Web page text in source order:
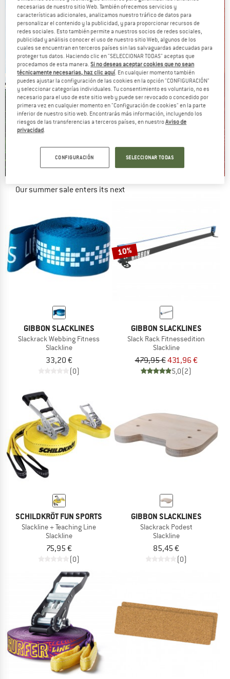
Our summer sale enters its next
NOW UP TO 50% OFF
TO THE SALE
GIBBON SLACKLINES
Slackrack Webbing Fitness
Slackline
33,20 €
(0)
10%
GIBBON SLACKLINES
Slack Rack Fitnessedition
Slackline
479,95 €431,96 €
5,0(2)
SCHILDKRÖT FUN SPORTS
Slackline + Teaching Line
Slackline
75,95 €
(0)
GIBBON SLACKLINES
Slackrack Podest
Slackline
85,45 €
(0)
necesarias de nuestro sitio Web. También ofrecemos servicios y
características adicionales, analizamos nuestro tráfico de datos para
personalizar el contenido y la publicidad, y para proporcionar recursos de
redes sociales. Esto también permite a nuestros socios de redes sociales,
publicidad y análisis conocer el uso de nuestro sitio Web, algunos de los
cuales se encuentran en terceros países sin las salvaguardas adecuadas para
proteger tus datos. Haciendo clic en "SELECCIONAR TODAS" aceptas que
procedamos de esta manera.Si no deseas aceptar cookies que no sean
técnicamente necesarias, haz clic aquí. En cualquier momento también
puedes ajustar la configuración de las cookies en la opción "CONFIGURACIÓN"
y seleccionar categorías individuales. Tu consentimiento es voluntario, no es
necesario para el uso de este sitio web y puede ser revocado o concedido por
primera vez en cualquier momento en "Configuración de cookies" en la parte
inferior de nuestro sitio web. Encontrarás más información, incluyendo los
riesgos de las transferencias a terceros países, en nuestroAviso de
privacidad
CONFIGURACIÓN SELECCIONAR TODAS